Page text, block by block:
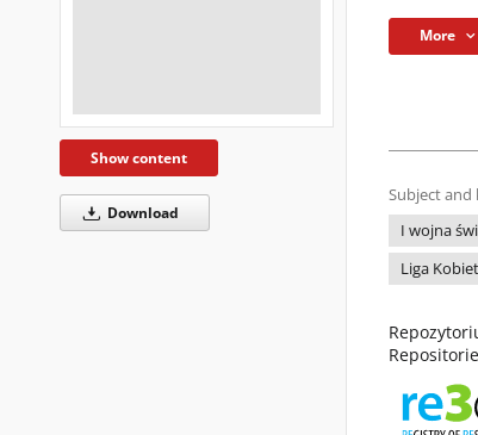
Show content
Download
More
Subject and
I wojna
Liga